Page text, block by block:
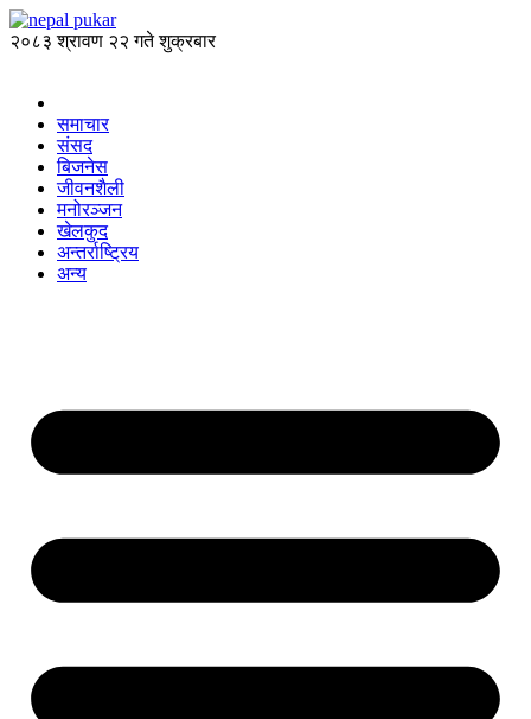
२०८३ श्रावण २२ गते शुक्रबार
समाचार
संसद
बिजनेस
जीवनशैली
मनोरञ्जन
खेलकुद
अन्तर्राष्ट्रिय
अन्य